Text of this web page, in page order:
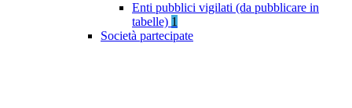
Enti pubblici vigilati (da pubblicare in
tabelle) 1
Società partecipate